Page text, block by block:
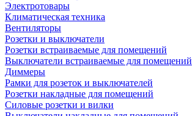
Электротовары
Климатическая техника
Вентиляторы
Розетки и выключатели
Розетки встраиваемые для помещений
Выключатели встраиваемые для помещений
Диммеры
Рамки для розеток и выключателей
Розетки накладные для помещений
Силовые розетки и вилки